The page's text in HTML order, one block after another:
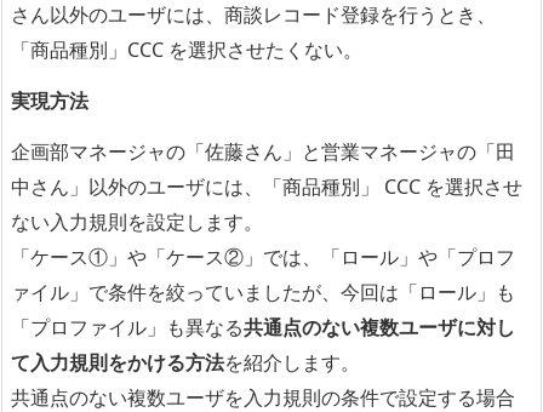
さん以外のユーザには、商談レコード登録を行うとき、
「商品種別」CCC を選択させたくない。
実現方法
企画部マネージャの「佐藤さん」と営業マネージャの「田
中さん」以外のユーザには、「商品種別」 CCC を選択させ
ない入力規則を設定します。
「ケース①」や「ケース②」では、「ロール」や「プロフ
ァイル」で条件を絞っていましたが、今回は「ロール」も
「プロファイル」も異なる共通点のない複数ユーザに対し
て入力規則をかける方法を紹介します。
共通点のない複数ユーザを入力規則の条件で設定する場合